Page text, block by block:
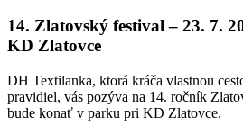
14. Zlatovský festival – 23. 7.
KD Zlatovce
DH Textilanka, ktorá kráča vlastnou
pravidiel, vás pozýva na 14. ročník
bude konať v parku pri KD Zlatovce.